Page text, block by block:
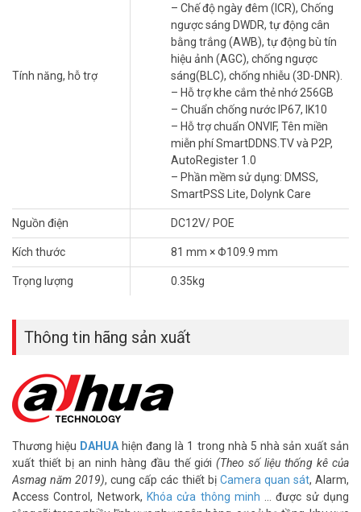
2. Cửa hàng & hộ kinh doanh
Theo dõi quầy thu ngân, cửa ra vào.
Lưu trữ cả hình và âm thanh để đối chiếu khi cần.
Vẫn hoạt động ổn định trong môi trường bụi hoặc mưa.
Dễ dàng kết nối với hệ thống NVR qua PoE.
Giám sát các khu vực nhạy cảm, phòng họp.
Hoạt động 24/7, kể cả khi thiếu sáng.
Lợi ích khi mua camera DAHUA DH-IPC-
HDBW2230E-S-S2 tại Vũ Hoàng Telecom
Tư vấn giải pháp phù hợp, tối ưu vị trí và cấu hình.
Lắp đặt chuyên nghiệp, đảm bảo thẩm mỹ.
Bảo hành chính hãng Dahua, dịch vụ hậu mãi uy tín.
Giá cạnh tranh, hỗ trợ kỹ thuật lâu dài.
Thông số kỹ thuật camera IP Dome bán
cầu cố định 2.0MP có mic DAHUA DH-
– Độ phân giải 2 Megapixel cảm biến CMOS kích thước 1/2.7”.
– 25/30fps@1080P
– Hỗ trợ Starlight với độ nhạy sáng cực thấp 0.005 Lux @ F1.6
– Chuẩn nén H265+
– Ống kính cố định 2.8mm (110.0°) hoặc 3.6mm (góc nhìn 91 độ)
– Tầm xa hồng ngoại 30m với công nghệ hồng ngoại thông minh
– Hỗ trợ chức năng phát hiện thông minh: Hàng rào ảo, Xâm nhập,
Phát hiện điện áp
Tính năng, hỗ trợ
– Chế độ ngày đêm (ICR), Chống
ngược sáng DWDR, tự động cân
bằng trắng (AWB), tự động bù tín
hiệu ảnh (AGC), chống ngược
sáng(BLC), chống nhiễu (3D-DNR).
– Hỗ trợ khe cắm thẻ nhớ 256GB
– Chuẩn chống nước IP67, IK10
– Hỗ trợ chuẩn ONVIF, Tên miền
miễn phí SmartDDNS.TV và P2P,
AutoRegister 1.0
– Phần mềm sử dụng: DMSS,
SmartPSS Lite, Dolynk Care
Nguồn điện DC12V/ POE
Kích thước 81 mm × Φ109.9 mm
Trọng lượng 0.35kg
Thông tin hãng sản xuất
Thương hiệu DAHUA hiện đang là 1 trong nhà 5 nhà sản xuất sản
xuất thiết bị an ninh hàng đầu thế giới (Theo số liệu thống kê của
Asmag năm 2019), cung cấp các thiết bị Camera quan sát, Alarm,
Access Control, Network, Khóa cửa thông minh … được sử dụng